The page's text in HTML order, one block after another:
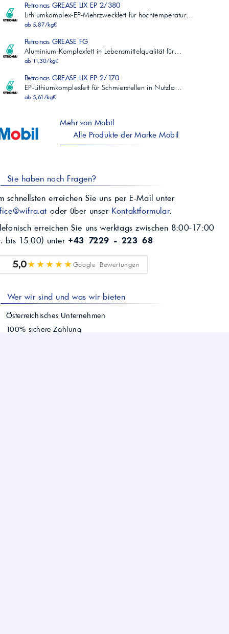
Petronas GREASE LIX EP 2/380
Lithiumkomplex-EP-Mehrzweckfett für hochtemperatur…
ab 5,87/kg€
Petronas GREASE FG
Aluminium-Komplexfett in Lebensmittelqualität für…
ab 11,30/kg€
Petronas GREASE LIX EP 2/170
EP-Lithiumkomplexfett für Schmierstellen in Nutzfa…
ab 5,61/kg€
Mehr von Mobil
Alle Produkte der Marke Mobil
Sie haben noch Fragen?
schnellsten erreichen Sie uns per E-Mail unter
oder über unser Kontaktformular.
erreichen Sie uns werktags zwischen 8:00-17:00
bis 15:00) unter +43 7229 - 223 68
5,0★★★★★Google Bewertungen
Wer wir sind und was wir bieten
Österreichisches Unternehmen
100% sichere Zahlung